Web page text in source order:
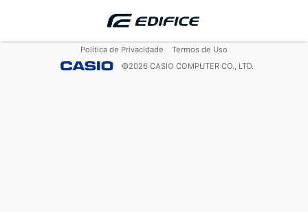
Política de Privacidade
Termos de Uso
©2026 CASIO COMPUTER CO., LTD.